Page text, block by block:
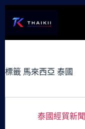
容
標籤 馬來西亞 泰國
泰國經貿新聞